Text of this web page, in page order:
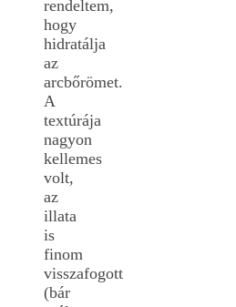
rendeltem,
hogy
hidratálja
az
arcbőrömet.
A
textúrája
nagyon
kellemes
volt,
az
illata
is
finom
visszafogott
(bár